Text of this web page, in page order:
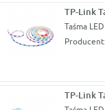
TP-Link
Taśma
Producent:
TP-Link